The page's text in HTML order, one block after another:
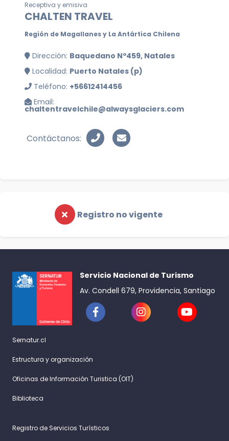
Receptiva y emisiva
CHALTEN TRAVEL
Región de Magallanes y La Antártica Chilena
Dirección: Baquedano Nº459, Natales
Localidad: Puerto Natales (p)
Teléfono: +56612414456
Email:
chaltentravelchile@alwaysglaciers.com
Contáctanos:
Registro no vigente
Servicio Nacional de Turismo
Av. Condell 679, Providencia, Santiago
Sernatur.cl
Estructura y organización
Oficinas de Información Turistica (OIT)
Biblioteca
Registro de Servicios Turísticos